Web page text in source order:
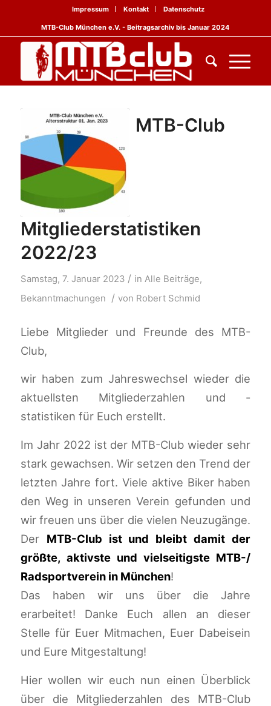
Impressum Kontakt Datenschutz
MTB-Club München e.V. - Beitragsarchiv bis Januar 2024
MTB-Club
Mitgliederstatistiken
2022/23
Samstag, 7. Januar 2023 / in Alle Beiträge,
Bekanntmachungen
/ von Robert Schmid
Liebe Mitglieder und Freunde des MTB-
Club,
wir haben zum Jahreswechsel wieder die
aktuellsten Mitgliederzahlen und -
statistiken für Euch erstellt.
Im Jahr 2022 ist der MTB-Club wieder sehr
stark gewachsen. Wir setzen den Trend der
letzten Jahre fort. Viele aktive Biker haben
den Weg in unseren Verein gefunden und
wir freuen uns über die vielen Neuzugänge.
Der MTB-Club ist und bleibt damit der
größte, aktivste und vielseitigste MTB-/
Radsportverein in München!
Das haben wir uns über die Jahre
erarbeitet! Danke Euch allen an dieser
Stelle für Euer Mitmachen, Euer Dabeisein
und Eure Mitgestaltung!
Hier wollen wir euch nun einen Überblick
über die Mitgliederzahlen des MTB-Club